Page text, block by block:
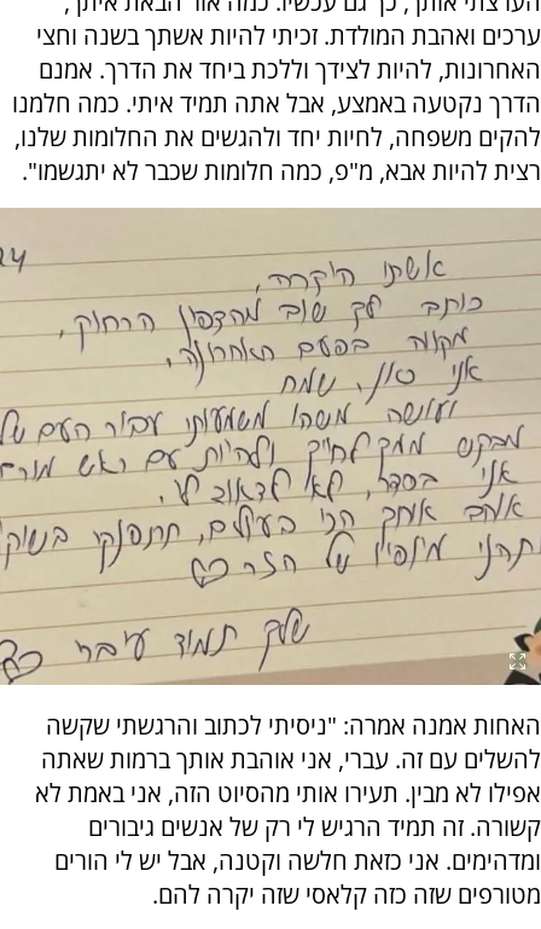
ערכים ואהבת המולדת. זכיתי להיות אשתך בשנה וחצי
האחרונות, להיות לצידך וללכת ביחד את הדרך. אמנם
הדרך נקטעה באמצע, אבל אתה תמיד איתי. כמה חלמנו
להקים משפחה, לחיות יחד ולהגשים את החלומות שלנו,
רצית להיות אבא, מ"פ, כמה חלומות שכבר לא יתגשמו".
האחות אמנה אמרה: "ניסיתי לכתוב והרגשתי שקשה
להשלים עם זה. עברי, אני אוהבת אותך ברמות שאתה
אפילו לא מבין. תעירו אותי מהסיוט הזה, אני באמת לא
קשורה. זה תמיד הרגיש לי רק של אנשים גיבורים
ומדהימים. אני כזאת חלשה וקטנה, אבל יש לי הורים
מטורפים שזה כזה קלאסי שזה יקרה להם.